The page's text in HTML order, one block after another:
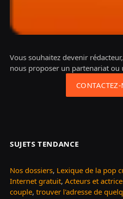
Vous souhaitez devenir
nous proposer un partenariat ou
SUJETS TENDANCE
Nos dossiers, Lexique de la pop
Internet gratuit, Acteurs et
couple, trouver l'adresse de